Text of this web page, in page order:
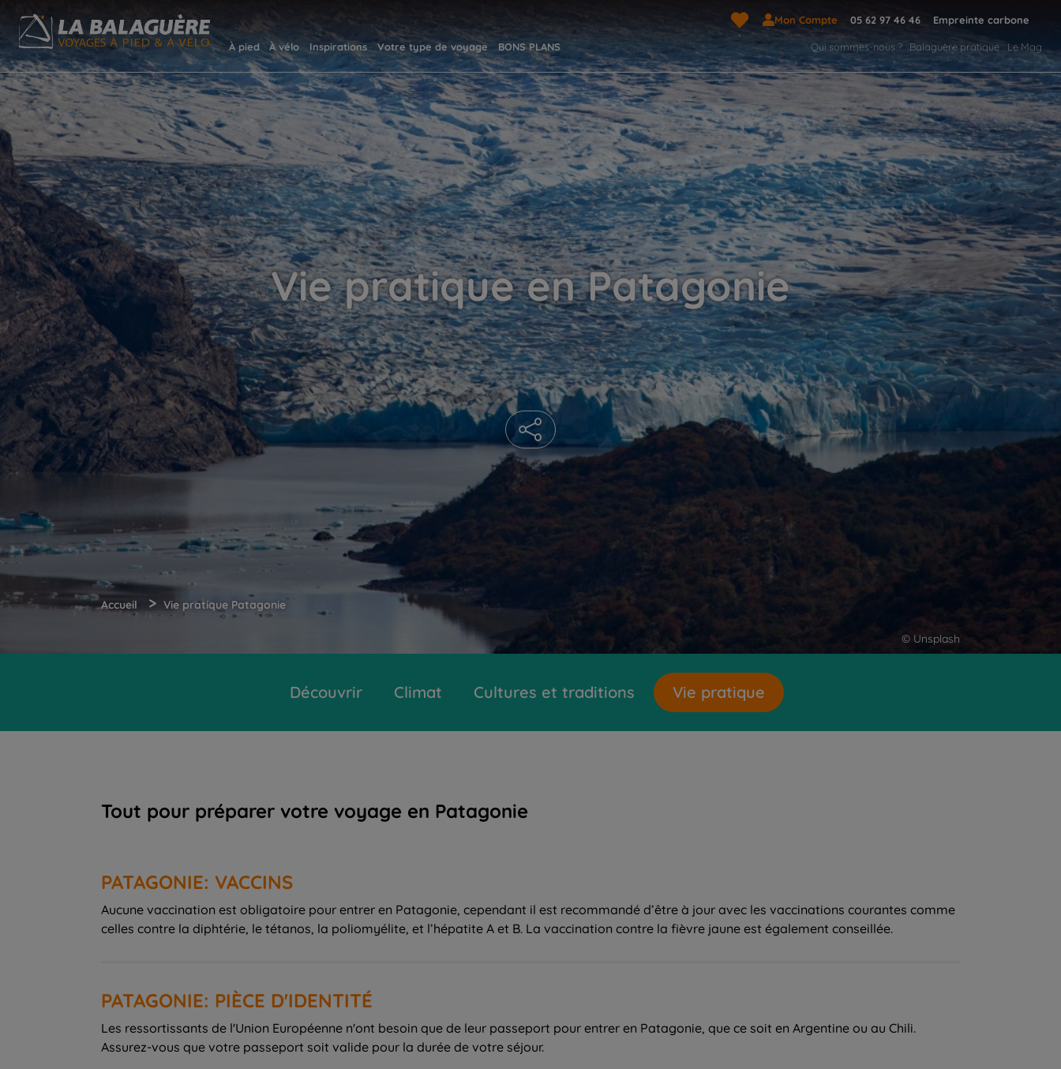
Mon Compte 05 62 97 46 46 Empreinte carbone
À pied À vélo Inspirations Votre type de voyage BONS PLANS Qui sommes-nous ? Balaguère pratique Le Mag
© Unsplash
Vie pratique en Patagonie
Accueil > Vie pratique Patagonie
Découvrir Climat Cultures et traditions Vie pratique
Tout pour préparer votre voyage en Patagonie
PATAGONIE: VACCINS
Aucune vaccination est obligatoire pour entrer en Patagonie, cependant il est recommandé d’être à jour avec les vaccinations courantes comme
celles contre la diphtérie, le tétanos, la poliomyélite, et l’hépatite A et B. La vaccination contre la fièvre jaune est également conseillée.
PATAGONIE: PIÈCE D'IDENTITÉ
Les ressortissants de l'Union Européenne n'ont besoin que de leur passeport pour entrer en Patagonie, que ce soit en Argentine ou au Chili.
Assurez-vous que votre passeport soit valide pour la durée de votre séjour.